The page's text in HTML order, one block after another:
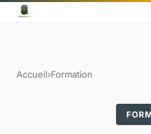
Accueil›Formation